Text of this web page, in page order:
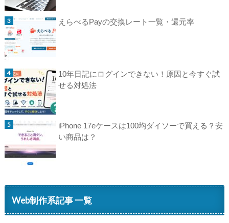
えらべるPayの交換レート一覧・還元率
10年日記にログインできない！原因と今すぐ試
せる対処法
iPhone 17eケースは100均ダイソーで買える？安
い商品は？
Web制作系記事 一覧